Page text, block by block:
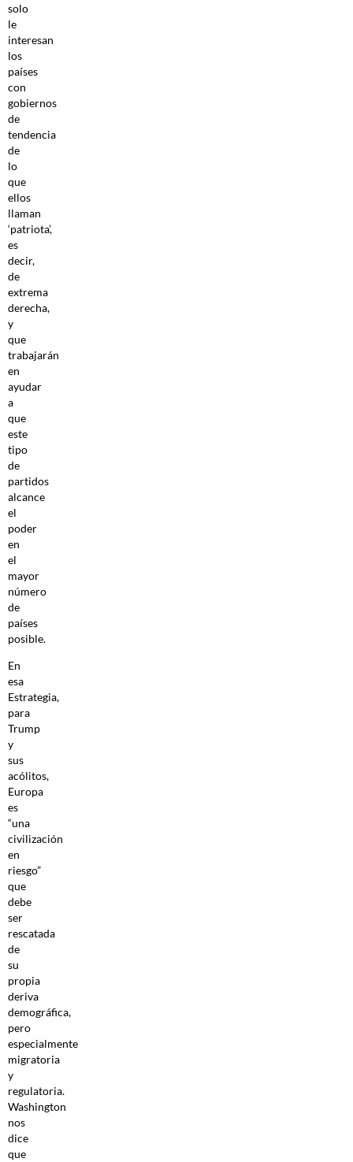
solo
le
interesan
los
países
con
gobiernos
de
tendencia
de
lo
que
ellos
llaman
‘patriota’,
es
decir,
de
extrema
derecha,
y
que
trabajarán
en
ayudar
a
que
este
tipo
de
partidos
alcance
el
poder
en
el
mayor
número
de
países
posible.
En
esa
Estrategia,
para
Trump
y
sus
acólitos,
Europa
es
“una
civilización
en
riesgo”
que
debe
ser
rescatada
de
su
propia
deriva
demográfica,
pero
especialmente
migratoria
y
regulatoria.
Washington
nos
dice
que